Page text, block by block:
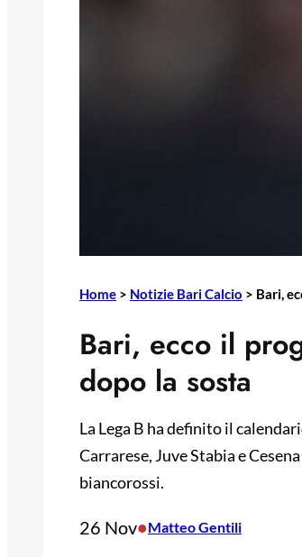
Home > Notizie Bari Calcio > Bari,
Bari, ecco il
dopo la sosta
La Lega B ha definito il
Carrarese, Juve Stabia e
biancorossi.
26 Nov•Matteo Gentili